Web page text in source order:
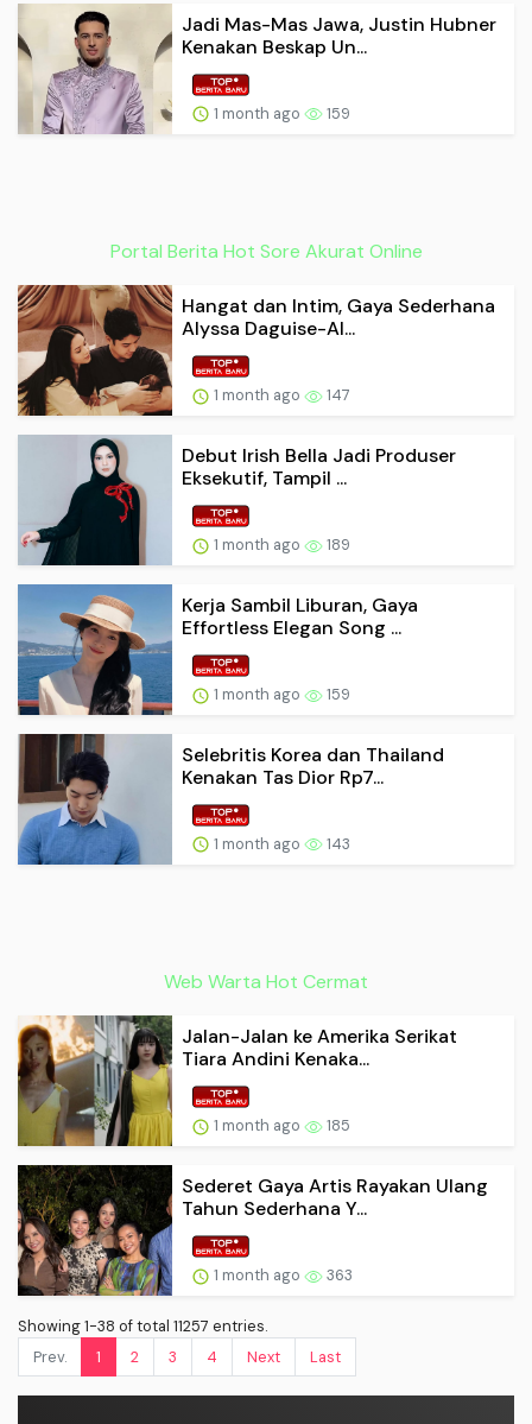
Jadi Mas-Mas Jawa, Justin Hubner
Kenakan Beskap Un...
1 month ago 159
Portal Berita Hot Sore Akurat Online
Hangat dan Intim, Gaya Sederhana
Alyssa Daguise-Al...
1 month ago 147
Debut Irish Bella Jadi Produser
Eksekutif, Tampil ...
1 month ago 189
Kerja Sambil Liburan, Gaya
Effortless Elegan Song ...
1 month ago 159
Selebritis Korea dan Thailand
Kenakan Tas Dior Rp7...
1 month ago 143
Web Warta Hot Cermat
Jalan-Jalan ke Amerika Serikat
Tiara Andini Kenaka...
1 month ago 185
Sederet Gaya Artis Rayakan Ulang
Tahun Sederhana Y...
1 month ago 363
Showing 1-38 of total 11257 entries.
Prev.
1 2 3 4 Next Last